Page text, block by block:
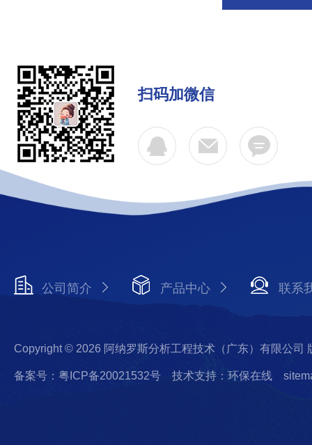
扫码加微信
公司简介 产品中心 联系
Copyright © 2026 阿纳罗斯分析工程技术（广东）有限公司
备案号：粤ICP备20021532号 技术支持：环保在线